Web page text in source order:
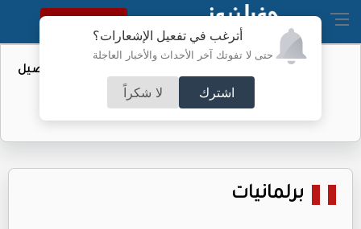
أترغب في تفعيل الإشعارات؟
حتى لا تفوتك آخر الأحداث والأخبار العاجلة
اشترك لا شكراً
النسخة الكاملة
عطاء حكومي لتعزيز مخزون النفط - تفاصيل
برلمانيات